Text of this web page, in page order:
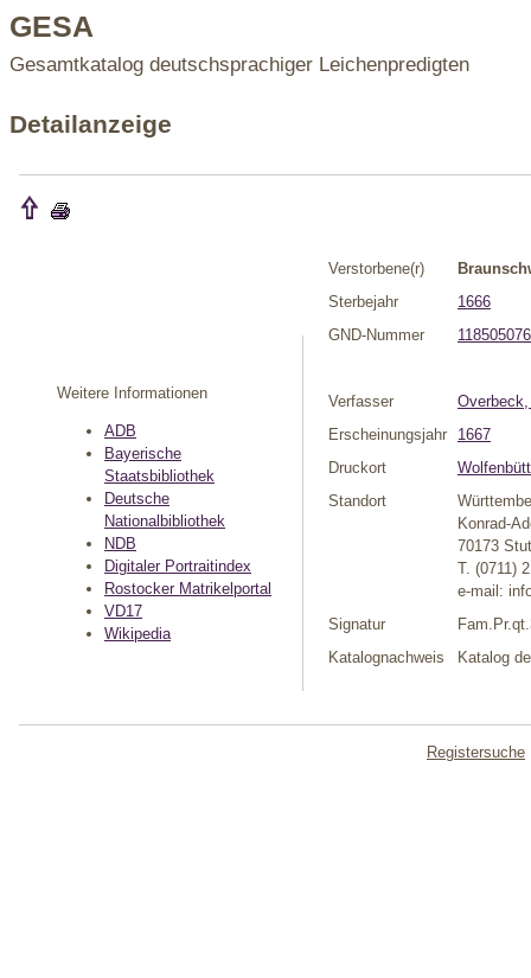
GESA
Gesamtkatalog deutschsprachiger Leichenpredigten
Detailanzeige
Weitere Informationen
ADB
Bayerische
Staatsbibliothek
Deutsche
Nationalbibliothek
NDB
Digitaler Portraitindex
Rostocker Matrikelportal
VD17
Wikipedia
Verstorbene(r)
Sterbejahr
1666
GND-Nummer
118505076
Verfasser
Overbeck,
Erscheinungsjahr
1667
Druckort
Standort
Konrad-
70173
T. (0711)
e-mail:
Signatur
Katalognachweis
Katalog
Registersuche